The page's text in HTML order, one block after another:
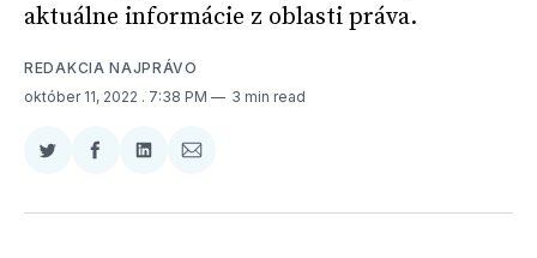
aktuálne informácie z oblasti práva.
REDAKCIA NAJPRÁVO
október 11, 2022 . 7:38 PM 3 min read
Zdieľať
Twitter
Zdieľať
Facebooku
Zdieľať
LinkedIne
Zdieľať
E-